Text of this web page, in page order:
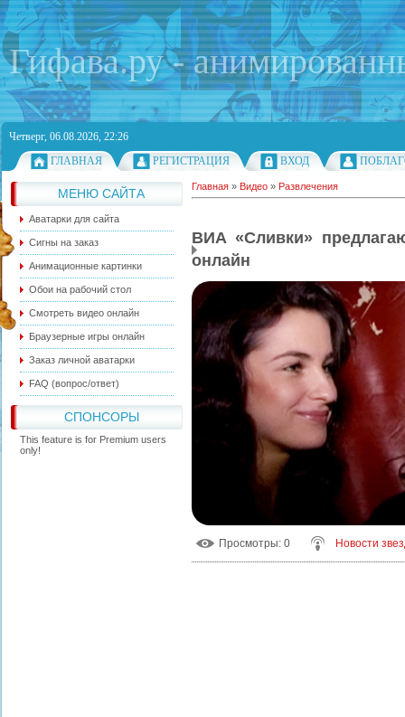
Гифава.ру -
Четверг, 06.08.2026, 22:26
ГЛАВНАЯ
РЕГИСТРАЦИЯ ВХОД
МЕНЮ САЙТА
Аватарки для сайта
Сигны на заказ
Анимационные картинки
Обои на рабочий стол
Смотреть видео онлайн
Браузерные игры онлайн
Заказ личной аватарки
FAQ (вопрос/ответ)
СПОНСОРЫ
This feature is for Premium users
only!
Главная » Видео » Развлечения
ВИА «Сливки»
онлайн
Просмотры: 0 Новости